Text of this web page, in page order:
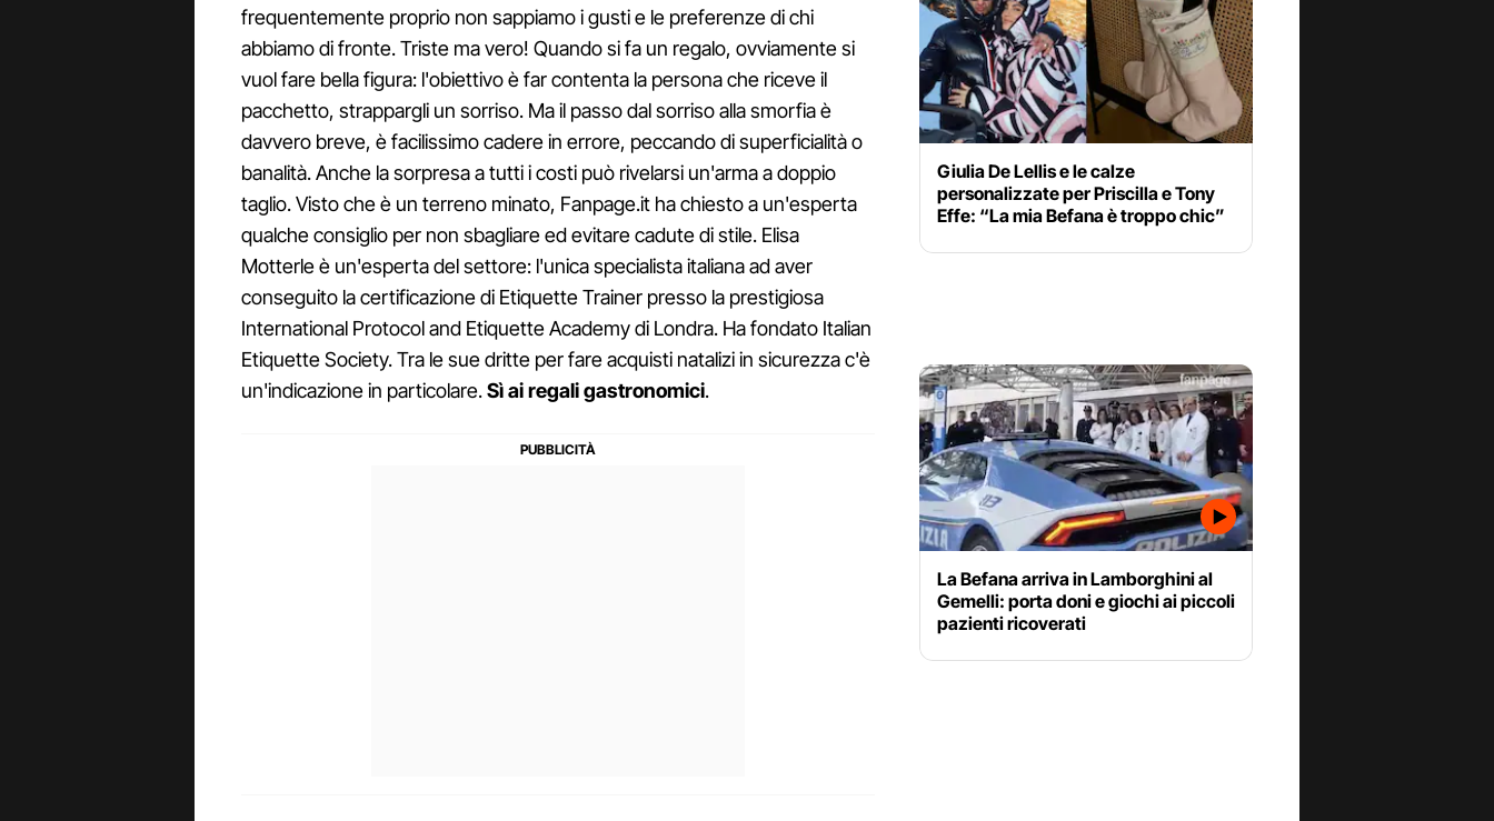
frequentemente proprio non sappiamo i gusti e le preferenze di chi
abbiamo di fronte. Triste ma vero! Quando si fa un regalo, ovviamente si
vuol fare bella figura: l'obiettivo è far contenta la persona che riceve il
pacchetto, strappargli un sorriso. Ma il passo dal sorriso alla smorfia è
davvero breve, è facilissimo cadere in errore, peccando di superficialità o
banalità. Anche la sorpresa a tutti i costi può rivelarsi un'arma a doppio
taglio. Visto che è un terreno minato, Fanpage.it ha chiesto a un'esperta
qualche consiglio per non sbagliare ed evitare cadute di stile. Elisa
Motterle è un'esperta del settore: l'unica specialista italiana ad aver
conseguito la certificazione di Etiquette Trainer presso la prestigiosa
International Protocol and Etiquette Academy di Londra. Ha fondato Italian
Etiquette Society. Tra le sue dritte per fare acquisti natalizi in sicurezza c'è
un'indicazione in particolare.Sì ai regali gastronomici.
Giulia De Lellis e le calze
personalizzate per Priscilla e Tony
Effe: “La mia Befana è troppo chic”
La Befana arriva in Lamborghini al
Gemelli: porta doni e giochi ai piccoli
pazienti ricoverati